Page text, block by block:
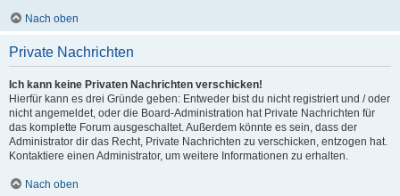
Nach oben
Private Nachrichten
Ich kann keine Privaten Nachrichten verschicken!
Hierfür kann es drei Gründe geben: Entweder bist du nicht registriert und / oder
nicht angemeldet, oder die Board-Administration hat Private Nachrichten für
das komplette Forum ausgeschaltet. Außerdem könnte es sein, dass der
Administrator dir das Recht, Private Nachrichten zu verschicken, entzogen hat.
Kontaktiere einen Administrator, um weitere Informationen zu erhalten.
Nach oben